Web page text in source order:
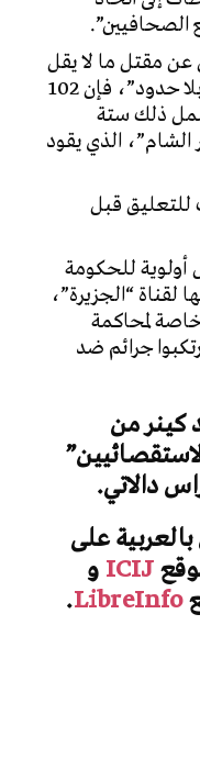
مقتل ما لا يقل
عن 181 صحافياً، وفقاً لـ “مراسلون بلا حدود”، فإن 102
ذلك ستة
الذي يقود
للتعليق قبل
أولوية للحكومة
لقناة “الجزيرة”،
لمحاكمة
جرائم ضد
كينر من
على
ICIJو
LibreInfo
.